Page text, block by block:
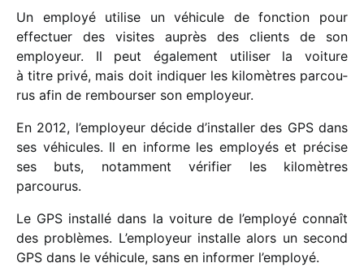
Un employé utilise un véhi­cule de fonc­tion pour
effec­tuer des visites auprès des clients de son
employeur. Il peut égale­ment utili­ser la voiture
à titre privé, mais doit indi­quer les kilo­mètres parcou­
rus afin de rembour­ser son employeur.
En 2012, l’employeur décide d’installer des GPS dans
ses véhi­cules. Il en informe les employés et précise
ses buts, notam­ment véri­fier les kilo­mètres
parcourus.
Le GPS installé dans la voiture de l’employé connaît
des problèmes. L’employeur installe alors un second
GPS dans le véhi­cule, sans en infor­mer l’employé.